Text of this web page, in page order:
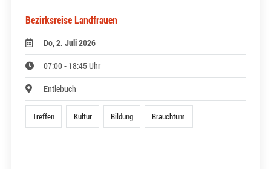
Bezirksreise Landfrauen
Do, 2. Juli 2026
07:00 - 18:45 Uhr
Entlebuch
Treffen Kultur Bildung Brauchtum